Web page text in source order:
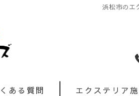
浜松市のエ
ある質問 エクステリア